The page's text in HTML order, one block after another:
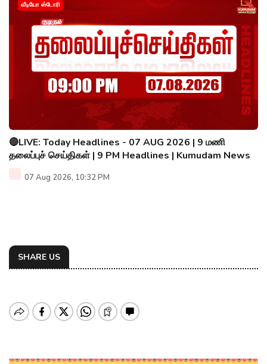
வீடியோ ஸ்டோரி
🔴LIVE: Today Headlines - 07 AUG 2026 | 9 மணி
தலைப்புச் செய்திகள் | 9 PM Headlines | Kumudam News
07 Aug 2026, 10:32 PM
SHARE US